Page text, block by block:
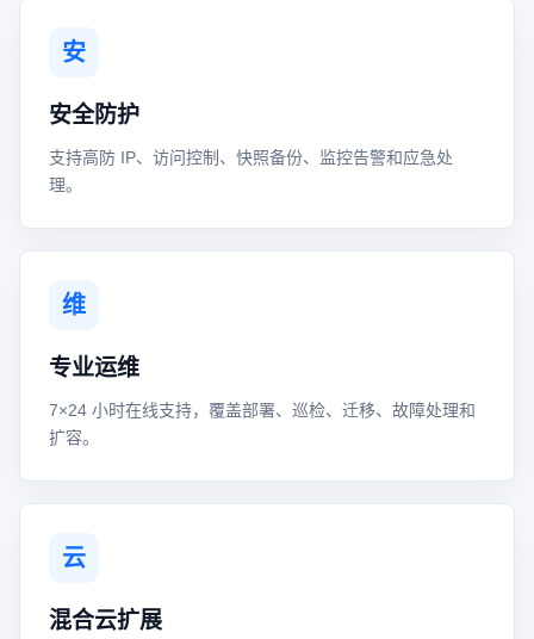
安
安全防护
支持高防 IP、访问控制、快照备份、监控告警和应急处
理。
维
专业运维
7×24 小时在线支持，覆盖部署、巡检、迁移、故障处理和
扩容。
云
混合云扩展